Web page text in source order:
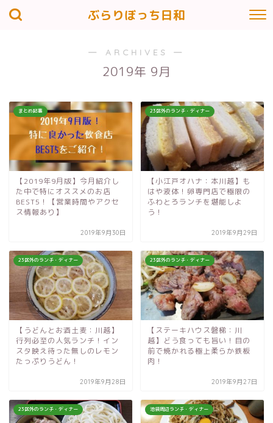
ぶらりぼっち日和
― ARCHIVES ―
2019年 9月
まとめ記事
【2019年9月版】今月紹介し
た中で特にオススメのお店
BEST5！【営業時間やアクセ
ス情報あり】
2019年9月30日
23区外のランチ・ディナー
【小江戸オハナ：本川越】も
はや液体！卵専門店で極限の
ふわとろランチを堪能しよ
う！
2019年9月29日
23区外のランチ・ディナー
【うどんとお酒土麦：川越】
行列必至の人気ランチ！イン
スタ映え待った無しのレモン
たっぷりうどん！
2019年9月28日
23区外のランチ・ディナー
【ステーキハウス磐梯：川
越】どう食っても旨い！目の
前で焼かれる極上柔らか鉄板
肉！
2019年9月27日
23区外のランチ・ディナー 池袋周辺ランチ・ディナー